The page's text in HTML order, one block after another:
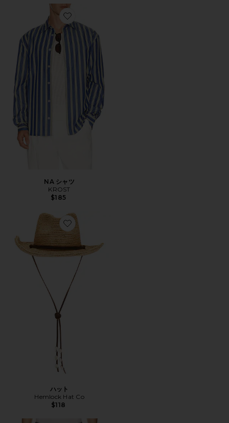
Favorite NA シャツ
NA シャツ
KROST
$185
Favorite ハット
ハット
Hemlock Hat Co
$118